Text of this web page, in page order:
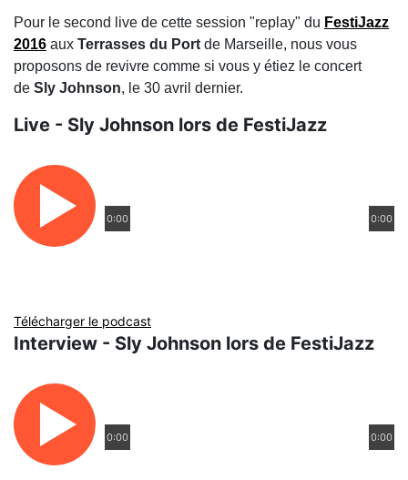
Pour le second live de cette session "replay" du FestiJazz
2016 aux Terrasses du Port de Marseille, nous vous
proposons de revivre comme si vous y étiez le concert
de Sly Johnson, le 30 avril dernier.
Live - Sly Johnson lors de FestiJazz
0:00 0:00
Télécharger le podcast
Interview - Sly Johnson lors de FestiJazz
0:00 0:00